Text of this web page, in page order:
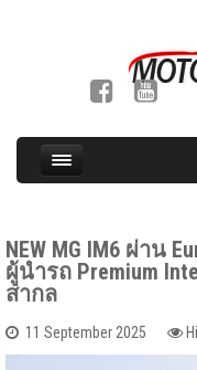
NEW MG IM6 ผ่าน
ผู้นำรถ Premium
สากล
11 September 2025